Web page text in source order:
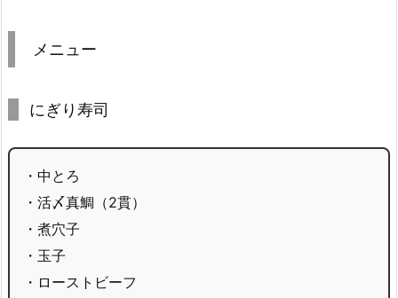
メニュー
にぎり寿司
・中とろ
・活〆真鯛（2貫）
・煮穴子
・玉子
・ローストビーフ